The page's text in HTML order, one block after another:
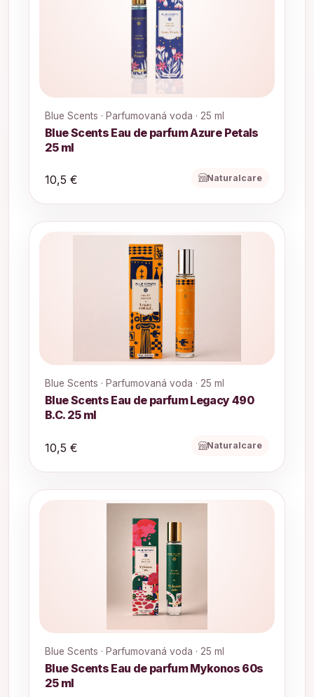
Blue Scents · Parfumovaná voda · 25 ml
Blue Scents Eau de parfum Azure Petals
25 ml
10,5 € Naturalcare
Blue Scents · Parfumovaná voda · 25 ml
Blue Scents Eau de parfum Legacy 490
B.C. 25 ml
10,5 € Naturalcare
Blue Scents · Parfumovaná voda · 25 ml
Blue Scents Eau de parfum Mykonos 60s
25 ml